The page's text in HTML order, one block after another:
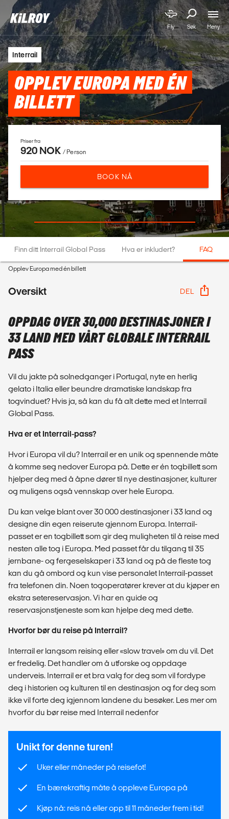
Fly Søk Meny
Interrail
OPPLEV EUROPA MED ÉN
BILLETT
Priser fra
920 NOK / Person
BOOK NÅ
Finn ditt Interrail Global Pass Hva er inkludert? FAQ
Opplev Europa med én billett
Oversikt DEL
OPPDAG OVER 30,000 DESTINASJONER I
33 LAND MED VÅRT GLOBALE INTERRAIL
PASS
Vil du jakte på solnedganger i Portugal, nyte en herlig
gelato i Italia eller beundre dramatiske landskap fra
togvinduet? Hvis ja, så kan du få alt dette med et Interrail
Global Pass.
Hva er et Interrail-pass?
Hvor i Europa vil du? Interrail er en unik og spennende måte
å komme seg nedover Europa på. Dette er én togbillett som
hjelper deg med å åpne dører til nye destinasjoner, kulturer
og muligens også vennskap over hele Europa.
Du kan velge blant over 30 000 destinasjoner i 33 land og
designe din egen reiserute gjennom Europa. Interrail-
passet er en togbillett som gir deg muligheten til å reise med
nesten alle tog i Europa. Med passet får du tilgang til 35
jernbane- og fergeselskaper i 33 land og på de fleste tog
kan du gå ombord og kun vise personalet Interrail-passet
fra telefonen din. Noen togoperatører krever at du kjøper en
ekstra setereservasjon. Vi har en guide og
reservasjonstjeneste som kan hjelpe deg med dette.
Hvorfor bør du reise på Interrail?
Interrail er langsom reising eller «slow travel» om du vil. Det
er fredelig. Det handler om å utforske og oppdage
underveis. Interrail er et bra valg for deg som vil fordype
deg i historien og kulturen til en destinasjon og for deg som
ikke vil forte deg igjennom landene du besøker. Les mer om
hvorfor du bør reise med Interrail nedenfor
Unikt for denne turen!
Uker eller måneder på reisefot!
En bærekraftig måte å oppleve Europa på
Kjøp nå: reis nå eller opp til 11 måneder frem i tid!